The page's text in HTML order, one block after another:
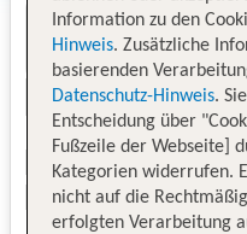
Information zu den
Hinweis. Zusätzliche
basierenden
Datenschutz-Hinweis.
Entscheidung über
Fußzeile der Webseite]
Kategorien widerrufen.
nicht auf die
erfolgten Verarbeitung